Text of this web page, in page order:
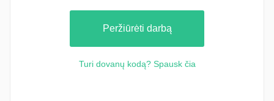
Peržiūrėti darbą
Turi dovanų kodą? Spausk čia